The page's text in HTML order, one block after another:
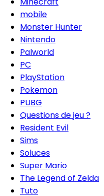
mobile
Monster Hunter
Nintendo
Palworld
PC
PlayStation
Pokemon
PUBG
Questions de jeu ?
Resident Evil
Sims
Soluces
Super Mario
The Legend of Zelda
Tuto